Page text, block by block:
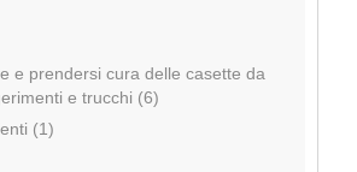
e prendersi cura delle casette da
e trucchi (6)
(1)